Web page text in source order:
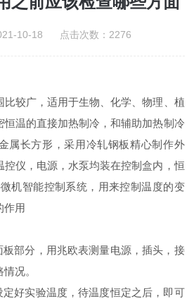
10-18 点击次数：2276
较广，适用于生物、化学、物理、植
恒温的直接加热制冷，和辅助加热制冷
属长方形，采用冷轧钢板精心制作外
控仪，电源，水泵均装在控制盒内，恒
机智能控制系统，用来控制温度的变
作用
部分，用兆欧表测量电源，插头，接
况。
好实验温度，待温度恒定之后，即可